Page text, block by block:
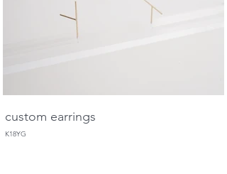
custom earrings
K18YG